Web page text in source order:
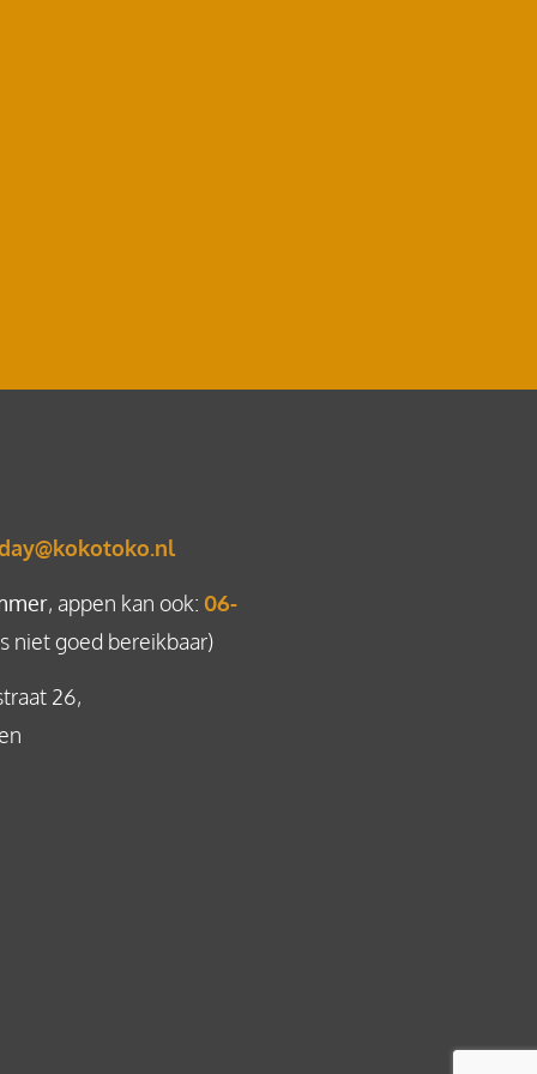
, appen kan ook: 06-
niet goed bereikbaar)
26,